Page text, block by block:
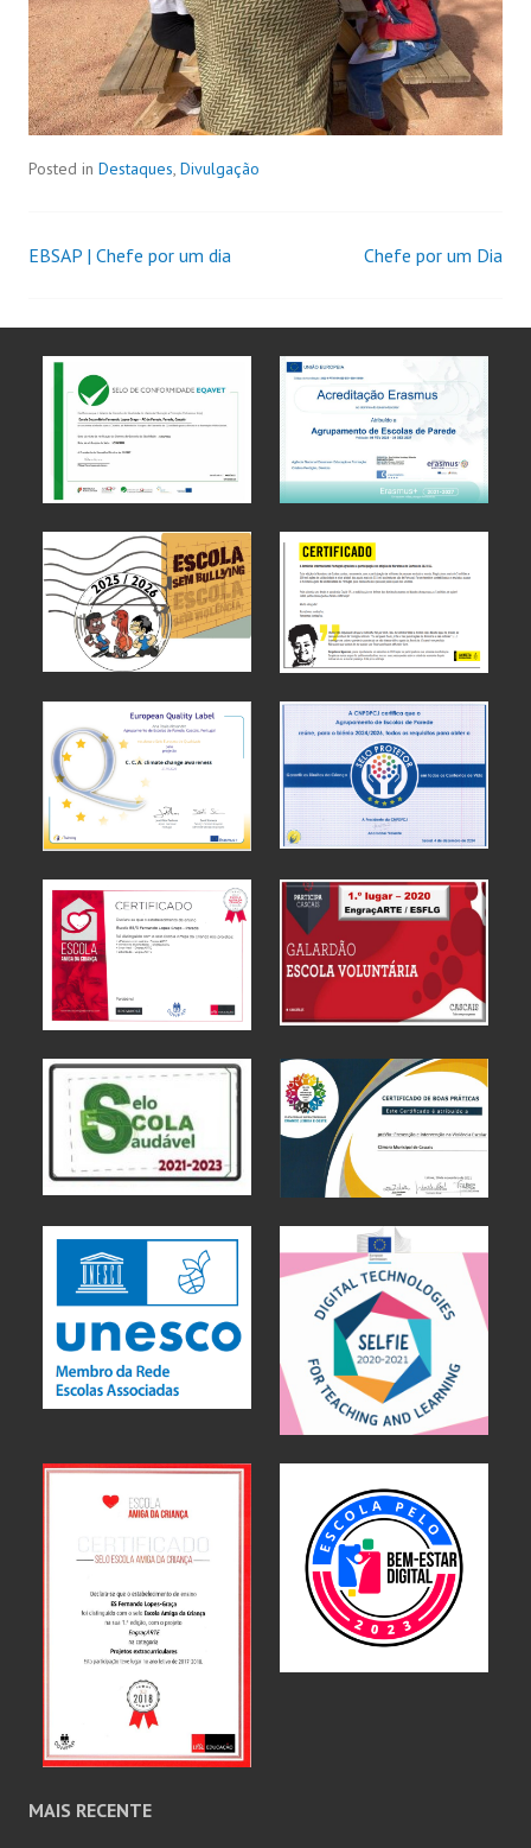
Posted in Destaques, Divulgação
EBSAP | Chefe por um dia Chefe por um Dia
MAIS RECENTE